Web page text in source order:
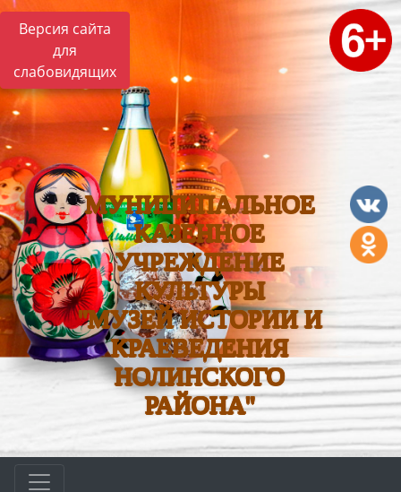
Версия сайта
для
слабовидящих
МУНИЦИПАЛЬНОЕ
КАЗЕННОЕ
УЧРЕЖДЕНИЕ
КУЛЬТУРЫ
"МУЗЕЙ ИСТОРИИ И
КРАЕВЕДЕНИЯ
НОЛИНСКОГО
РАЙОНА"